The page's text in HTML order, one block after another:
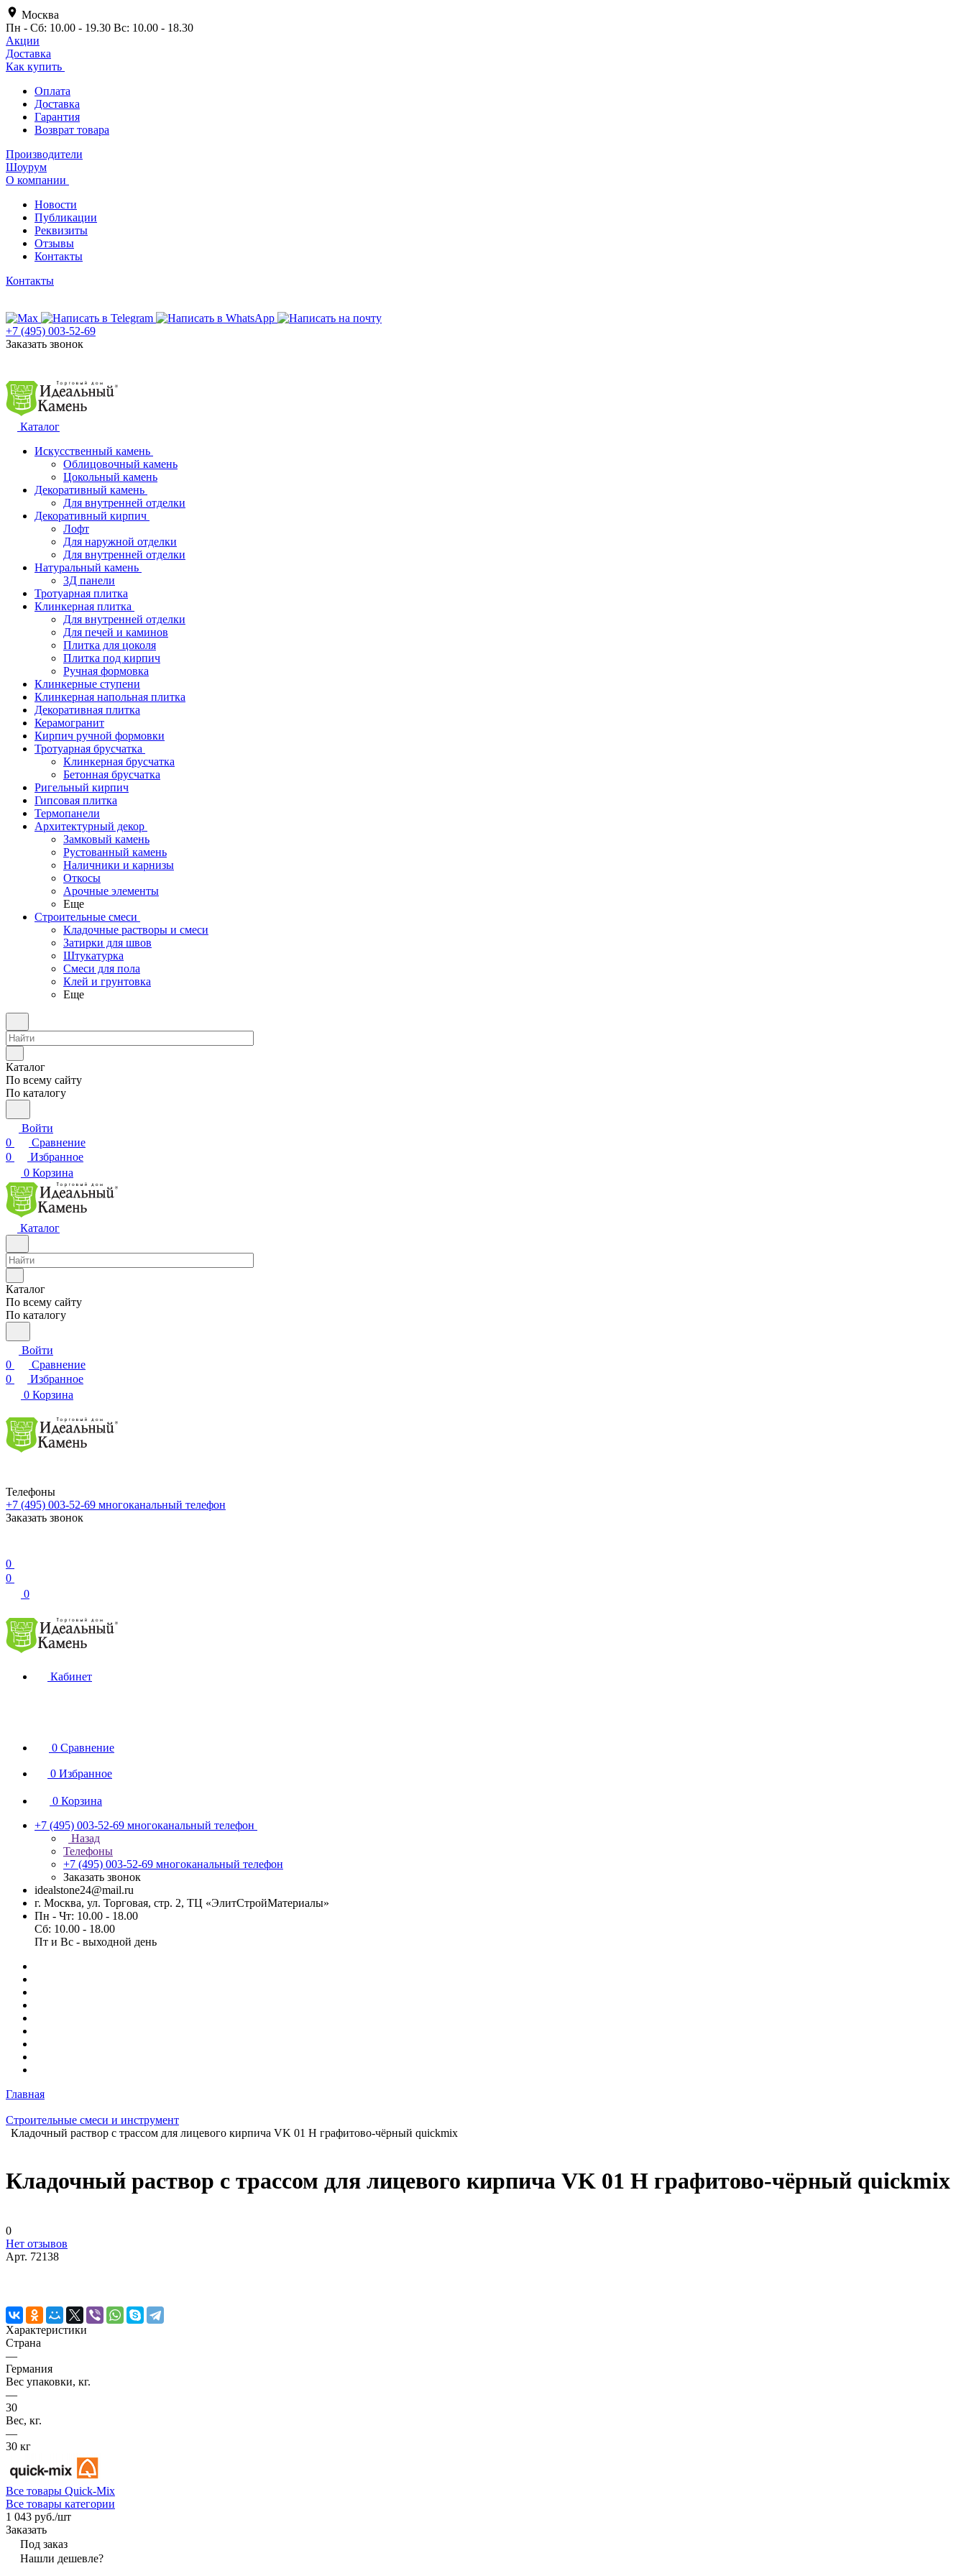
Москва
Пн - Сб: 10.00 - 19.30 Вс: 10.00 - 18.30
Акции
Доставка
Как купить
Оплата
Доставка
Гарантия
Возврат товара
Производители
Шоурум
О компании
Новости
Публикации
Реквизиты
Отзывы
Контакты
Контакты
+7 (495) 003-52-69
Заказать звонок
Каталог
Искусственный камень
Облицовочный камень
Цокольный камень
Декоративный камень
Для внутренней отделки
Декоративный кирпич
Лофт
Для наружной отделки
Для внутренней отделки
Натуральный камень
3Д панели
Тротуарная плитка
Клинкерная плитка
Для внутренней отделки
Для печей и каминов
Плитка для цоколя
Плитка под кирпич
Ручная формовка
Клинкерные ступени
Клинкерная напольная плитка
Декоративная плитка
Керамогранит
Кирпич ручной формовки
Тротуарная брусчатка
Клинкерная брусчатка
Бетонная брусчатка
Ригельный кирпич
Гипсовая плитка
Термопанели
Архитектурный декор
Замковый камень
Рустованный камень
Наличники и карнизы
Откосы
Арочные элементы
Еще
Строительные смеси
Кладочные растворы и смеси
Затирки для швов
Штукатурка
Смеси для пола
Клей и грунтовка
Еще
Каталог
По всему сайту
По каталогу
Войти
0
Сравнение
0
Избранное
0 Корзина
Каталог
Каталог
По всему сайту
По каталогу
Войти
0
Сравнение
0
Избранное
0 Корзина
Телефоны
+7 (495) 003-52-69 многоканальный телефон
Заказать звонок
0
0
0
Кабинет
0 Сравнение
0 Избранное
0 Корзина
+7 (495) 003-52-69 многоканальный телефон
Назад
Телефоны
+7 (495) 003-52-69 многоканальный телефон
Заказать звонок
idealstone24@mail.ru
г. Москва, ул. Торговая, стр. 2, ТЦ «ЭлитСтройМатериалы»
Пн - Чт: 10.00 - 18.00
Сб: 10.00 - 18.00
Пт и Вс - выходной день
Главная
Строительные смеси и инструмент
Кладочный раствор с трассом для лицевого кирпича VK 01 H графитово-чёрный quickmix
Кладочный раствор с трассом для лицевого кирпича VK 01 H графитово-чёрный quickmix
0
Нет отзывов
Арт. 72138
Характеристики
Страна
—
Германия
Вес упаковки, кг.
—
30
Вес, кг.
—
30 кг
Все товары Quick-Mix
Все товары категории
1 043 руб./шт
Заказать
Под заказ
Нашли дешевле?